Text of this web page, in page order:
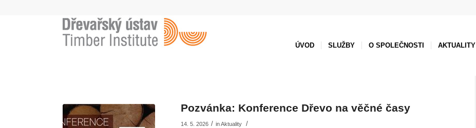
ÚVOD SLUŽBY O SPOLEČNOSTI AKTUALITY
Pozvánka: Konference Dřevo na věčné časy
14. 5. 2026 / inAktuality /